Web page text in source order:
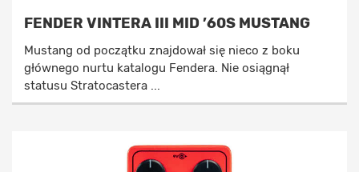
FENDER VINTERA III MID ’60S MUSTANG
Mustang od początku znajdował się nieco z boku
głównego nurtu katalogu Fendera. Nie osiągnął
statusu Stratocastera ...